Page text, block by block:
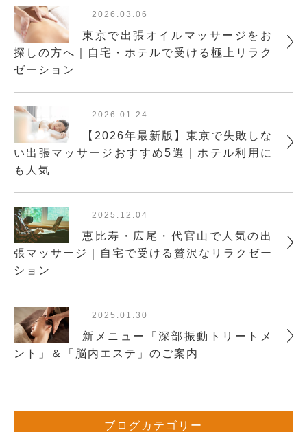
2026.03.06
東京で出張オイルマッサージをお
探しの方へ｜自宅・ホテルで受ける極上リラク
ゼーション
2026.01.24
【2026年最新版】東京で失敗しな
い出張マッサージおすすめ5選｜ホテル利用に
も人気
2025.12.04
恵比寿・広尾・代官山で人気の出
張マッサージ｜自宅で受ける贅沢なリラクゼー
ション
2025.01.30
新メニュー「深部振動トリートメ
ント」＆「脳内エステ」のご案内
ブログカテゴリー